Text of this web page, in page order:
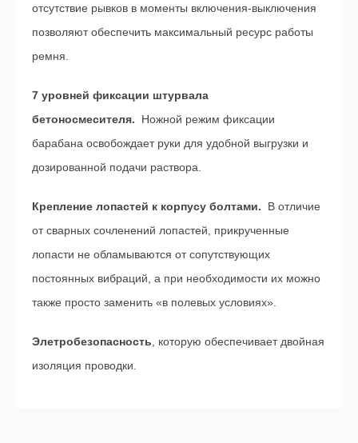
отсутствие рывков в моменты включения-выключения
позволяют обеспечить максимальный ресурс работы
ремня.
7 уровней фиксации штурвала
бетоносмесителя. Ножной режим фиксации
барабана освобождает руки для удобной выгрузки и
дозированной подачи раствора.
Крепление лопастей к корпусу болтами. В отличие
от сварных сочленений лопастей, прикрученные
лопасти не обламываются от сопутствующих
постоянных вибраций, а при необходимости их можно
также просто заменить «в полевых условиях».
Элетробезопасность , которую обеспечивает двойная
изоляция проводки.